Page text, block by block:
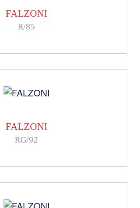
FALZONI
R/85
FALZONI
RG/92